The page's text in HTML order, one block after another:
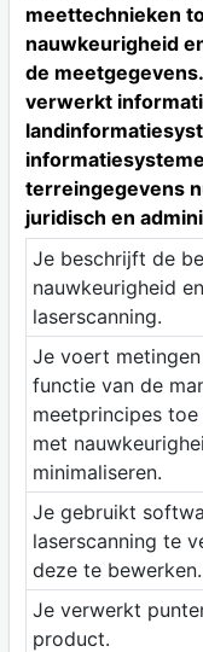
meettechnieken
nauwkeurigheid
de
verwerkt
terreingegevens
juridisch en
Je beschrijft de
nauwkeurigheid
laserscanning.
Je voert
functie van de
meetprincipes
met
minimaliseren.
Je gebruikt
laserscanning te
deze te bewerken.
Je verwerkt
product.